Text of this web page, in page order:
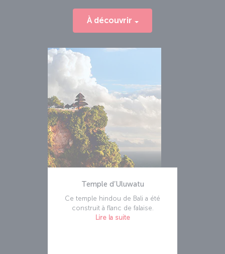
À découvrir
Temple d’Uluwatu
Ce temple hindou de Bali a été
construit à flanc de falaise.
Lire la suite